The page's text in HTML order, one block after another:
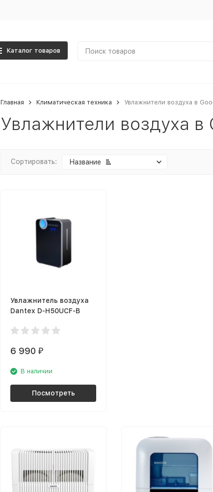
Каталог товаров
Главная Климатическая техника Увлажнители воздуха в
Увлажнители воздуха в
Сортировать: Название
Увлажнитель воздуха
Dantex D-H50UCF-B
6 990 ₽
В наличии
Посмотреть